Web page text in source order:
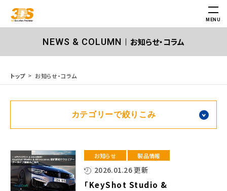
MENU
NEWS & COLUMN お知らせ・コラム
トップ お知らせ・コラム
カテゴリーで絞りこみ
お知らせ 製品情報
2026.01.26 更新
「KeyShot Studio &